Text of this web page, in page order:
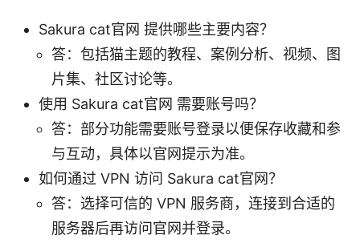
Sakura cat官网 提供哪些主要内容？
答：包括猫主题的教程、案例分析、视频、图
片集、社区讨论等。
使用 Sakura cat官网 需要账号吗？
答：部分功能需要账号登录以便保存收藏和参
与互动，具体以官网提示为准。
如何通过 VPN 访问 Sakura cat官网？
答：选择可信的 VPN 服务商，连接到合适的
服务器后再访问官网并登录。